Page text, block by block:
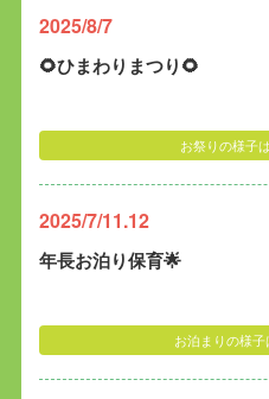
2025/8/7
🌻ひまわりまつり🌻
お祭りの様子
2025/7/11.12
年長お泊り保育🌟
お泊まりの様子